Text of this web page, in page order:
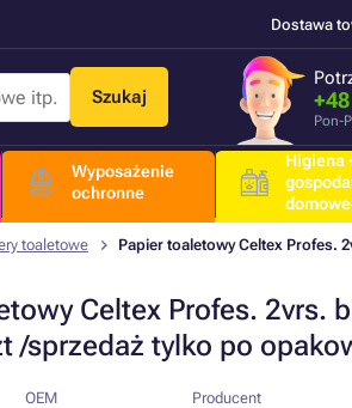
Dostawa
Szukaj
Pon-
Wyposażenie
ochronne
Higiena
toaletowe Papier toaletowy Celtex Profes.
Celtex Profes. 2vrs.
/sprzedaż tylko po
OEM
Producent